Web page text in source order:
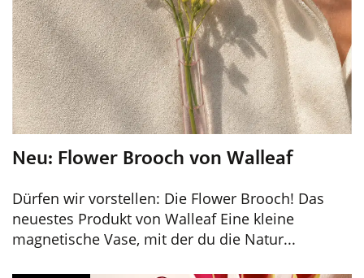
Neu: Flower Brooch von Walleaf
Dürfen wir vorstellen: Die Flower Brooch! Das
neuestes Produkt von Walleaf Eine kleine
magnetische Vase, mit der du die Natur...